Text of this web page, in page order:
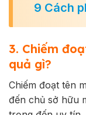
9 Cách
3. Chiếm
quả gì?
Chiếm đoạt tên
đến chủ sở hữu